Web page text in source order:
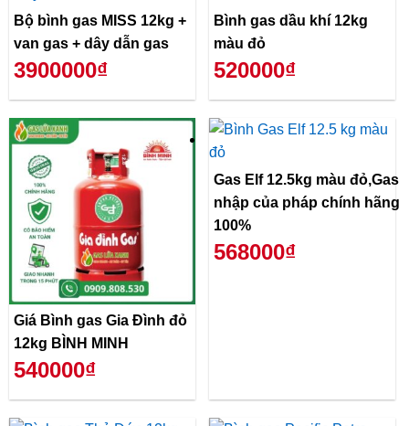
Bộ bình gas MISS 12kg +
van gas + dây dẫn gas
3900000₫
Bình gas dầu khí 12kg
màu đỏ
520000₫
Giá Bình gas Gia Đình đỏ
12kg BÌNH MINH
540000₫
Gas Elf 12.5kg màu đỏ,Gas
nhập của pháp chính hãng
100%
568000₫